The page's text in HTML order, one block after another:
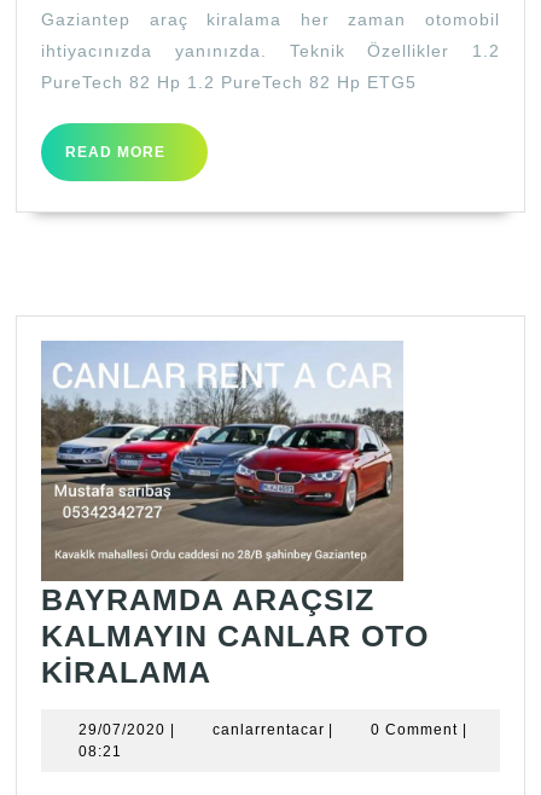
Gaziantep araç kiralama her zaman otomobil
ihtiyacınızda yanınızda. Teknik Özellikler 1.2
PureTech 82 Hp 1.2 PureTech 82 Hp ETG5
READ MORE
READ
MORE
BAYRAMDA ARAÇSIZ
KALMAYIN CANLAR OTO
KİRALAMA
KALMAYIN
29/07/2020 29/07/2020
| canlarrentacarcanlarrentacar
| 0 Comment |
08:21